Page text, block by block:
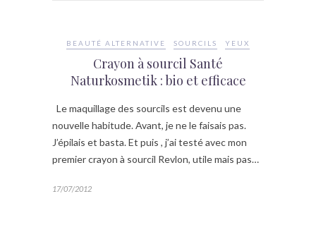
BEAUTÉ ALTERNATIVE SOURCILS YEUX
Crayon à sourcil Santé
Naturkosmetik : bio et efficace
Le maquillage des sourcils est devenu une
nouvelle habitude. Avant, je ne le faisais pas.
J’épilais et basta. Et puis , j’ai testé avec mon
premier crayon à sourcil Revlon, utile mais pas…
17/07/2012